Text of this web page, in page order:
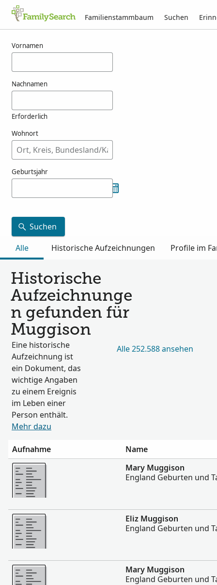
Familienstammbaum Suchen
Vornamen
Nachnamen
Erforderlich
Wohnort
Geburtsjahr
Suchen
Alle
Historische Aufzeichnungen Profile im
Historische
Aufzeichnunge
n gefunden für
Muggison
Eine historische
Aufzeichnung ist
ein Dokument, das
wichtige Angaben
zu einem Ereignis
im Leben einer
Person enthält.
Mehr dazu
Alle 252.588 ansehen
Aufnahme
Name
Mehr
Mary Muggison
England Geburten und
Mehr
Eliz Muggison
England Geburten und
Mehr
Mary Muggison
England Geburten und